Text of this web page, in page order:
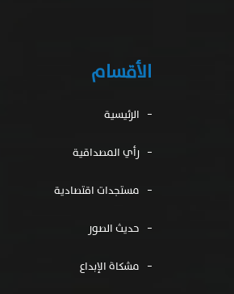
الأقسام
الرئيسية
رأي المصداقية
مستجدات اقتصادية
حديث الصور
مشكاة الإبداع